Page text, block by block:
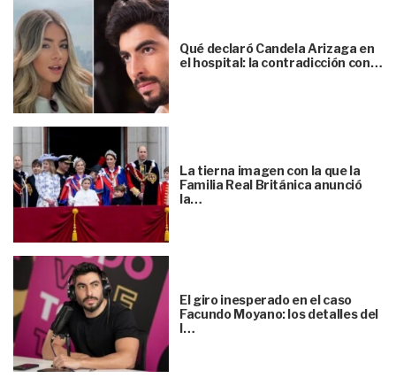
Qué declaró Candela Arizaga en
el hospital: la contradicción con…
La tierna imagen con la que la
Familia Real Británica anunció
la…
El giro inesperado en el caso
Facundo Moyano: los detalles del
l…